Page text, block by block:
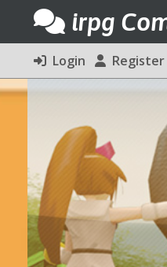
irpg
Login Register